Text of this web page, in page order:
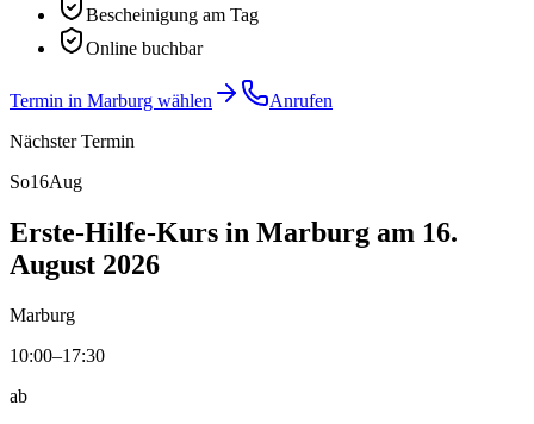
Bescheinigung am Tag
Online buchbar
Termin in Marburg wählen
Anrufen
Nächster Termin
So16Aug
Erste-Hilfe-Kurs in Marburg am 16.
August 2026
Marburg
10:00–17:30
ab